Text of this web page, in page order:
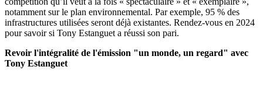
notamment sur le plan environnemental. Par exemple, 95 % des
infrastructures utilisées seront déjà existantes. Rendez-vous en 2024
pour savoir si Tony Estanguet a réussi son pari.
Revoir l'intégralité de l'émission "un monde, un regard" avec
Tony Estanguet